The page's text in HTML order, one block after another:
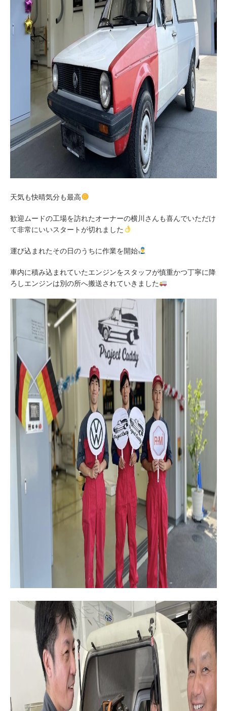
天気も快晴気分も最高
歓迎ムードの工場を訪れたオーナーの横川さんも喜んでいただけ
て非常にいいスタートが切れました
運び込まれたその日のうちに作業を開始
車内に積み込まれていたエンジンをスタッフが慎重かつ丁寧に降
ろしエンジンは別の所へ搬送されていきました